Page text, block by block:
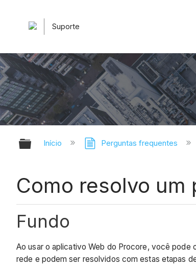
Suporte
Expandir/recolher
Início Perguntas frequentes
Como resolvo um
Fundo
Ao usar o aplicativo Web do Procore, você pode
rede e podem ser resolvidos com estas etapas